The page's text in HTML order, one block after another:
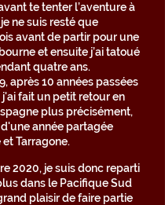
te tenter l’aventure à
ne suis resté que
avant de partir pour une
et ensuite j’ai tatoué
quatre ans.
après 10 années passées
j'ai fait un petit retour en
plus précisément,
année partagée
Tarragone.
2020, je suis donc reparti
dans le Pacifique Sud
plaisir de faire partie